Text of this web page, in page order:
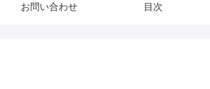
お問い合わせ 目次